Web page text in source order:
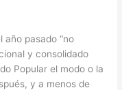
año pasado “no
y consolidado
Popular el modo o la
y a menos de